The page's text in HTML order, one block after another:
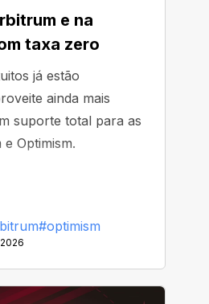
e na
taxa zero
já estão
ainda mais
suporte total para as
Optimism.
#optimism